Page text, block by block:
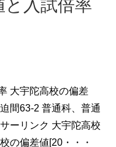
と入試倍率
大宇陀高校の偏差
間63-2 普通科、普通
ーリンク 大宇陀高校
の偏差値[20・・・